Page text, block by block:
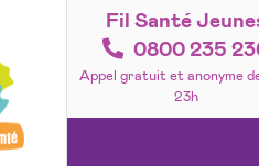
Fil Santé
0800 235
Appel gratuit et anonyme
23h